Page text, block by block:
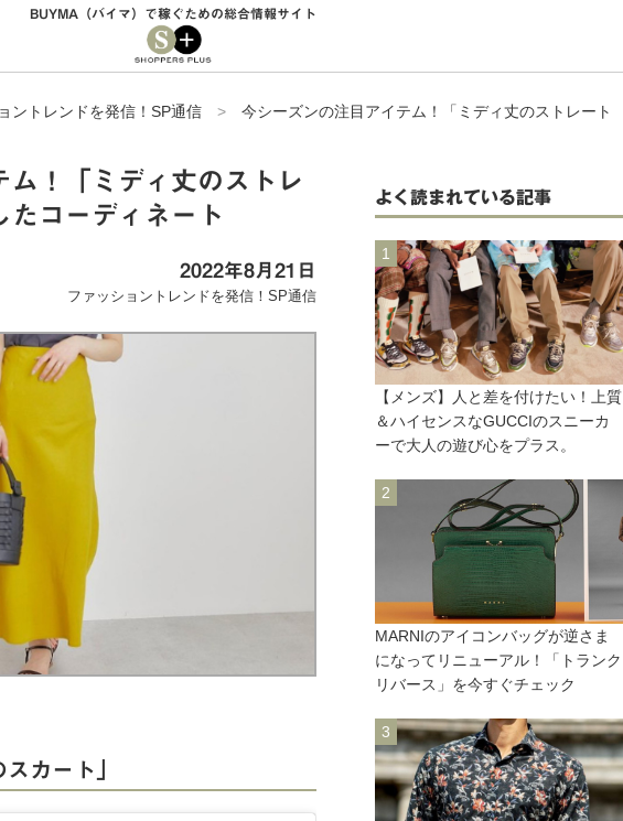
BUYMA（バイマ）で稼ぐための総合情報サイト
ントレンドを発信！SP通信 > 今シーズンの注目アイテム！「ミディ丈のストレート
ム！「ミディ丈のストレ
たコーディネート
2022年8月21日
ファッショントレンドを発信！SP通信
カート」
よく読まれている記事
【メンズ】人と差を付けたい！上質
＆ハイセンスなGUCCIのスニーカ
ーで大人の遊び心をプラス。
MARNIのアイコンバッグが逆さま
になってリニューアル！「トランク
リバース」を今すぐチェック